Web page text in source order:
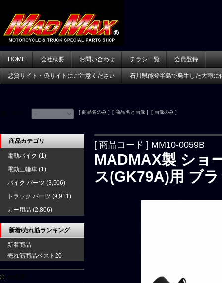
HOME 会社概要 お問い合わせ チラシ一覧 会員登録
悪質サイト・偽サイトにご注意ください 石川県能登半島で発生した大雨に
[ 商品名のみ ] [ 商品名と画像 ] [ 画像のみ ]
[ 商品コード ] MM10-0059B
MADMAX製 ショ
ス(GK79A)用 ブ
商品カテゴリ
電動バイク (1)
電動三輪車 (1)
バイク パーツ (3,506)
トラック パーツ (9,911)
カー用品 (2,806)
新着/売れ筋ランキング
新着商品
売れ筋商品ベスト20